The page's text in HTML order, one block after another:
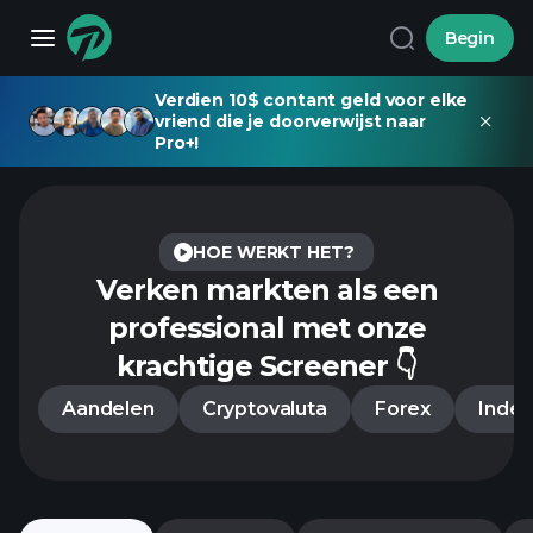
Begin
Verdien 10$ contant geld voor elke
vriend die je doorverwijst naar
Pro+!
HOE WERKT HET?
Verken markten als een
professional met onze
krachtige Screener 👇
Aandelen Cryptovaluta Forex